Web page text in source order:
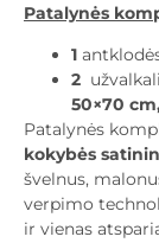
Patalynės
1
2
50×70
Patalynės
kokybės
švelnus,
verpimo
ir vienas